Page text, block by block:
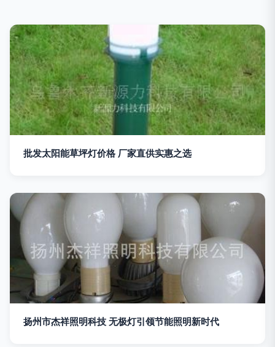
批发太阳能草坪灯价格 厂家直供实惠之选
扬州市杰祥照明科技 无极灯引领节能照明新时代